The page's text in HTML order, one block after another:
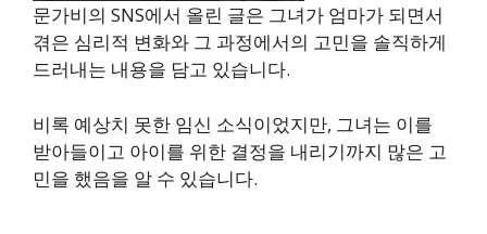
문가비의 SNS에서 올린 글은 그녀가 엄마가 되면서
겪은 심리적 변화와 그 과정에서의 고민을 솔직하게
드러내는 내용을 담고 있습니다.
비록 예상치 못한 임신 소식이었지만, 그녀는 이를
받아들이고 아이를 위한 결정을 내리기까지 많은 고
민을 했음을 알 수 있습니다.